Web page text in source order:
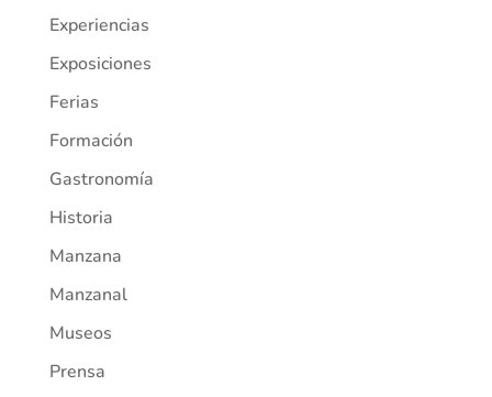
Experiencias
Exposiciones
Ferias
Formación
Gastronomía
Historia
Manzana
Manzanal
Museos
Prensa